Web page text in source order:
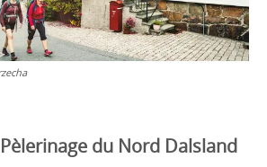
du Nord Dalsland